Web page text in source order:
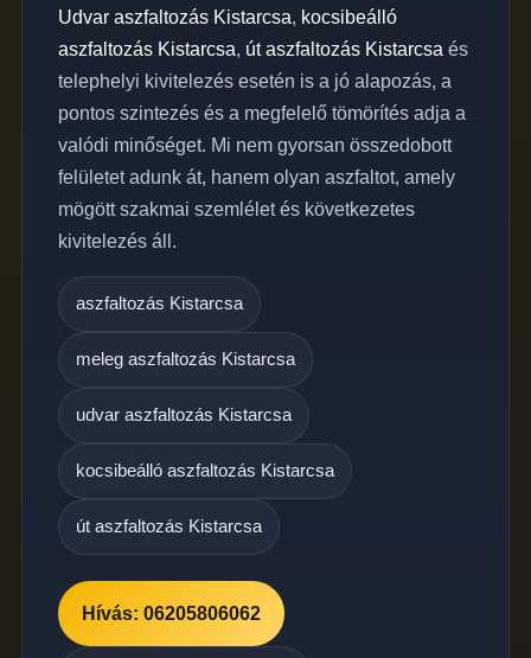
Udvar aszfaltozás Kistarcsa, kocsibeálló
aszfaltozás Kistarcsa, út aszfaltozás Kistarcsa és
telephelyi kivitelezés esetén is a jó alapozás, a
pontos szintezés és a megfelelő tömörítés adja a
valódi minőséget. Mi nem gyorsan összedobott
felületet adunk át, hanem olyan aszfaltot, amely
mögött szakmai szemlélet és következetes
kivitelezés áll.
aszfaltozás Kistarcsa
meleg aszfaltozás Kistarcsa
udvar aszfaltozás Kistarcsa
kocsibeálló aszfaltozás Kistarcsa
út aszfaltozás Kistarcsa
Hívás: 06205806062